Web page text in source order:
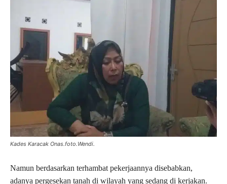
Kades Karacak Onas.foto.Wendi.
Namun berdasarkan terhambat pekerjaannya disebabkan,
adanya pergesekan tanah di wilayah yang sedang di kerjakan.